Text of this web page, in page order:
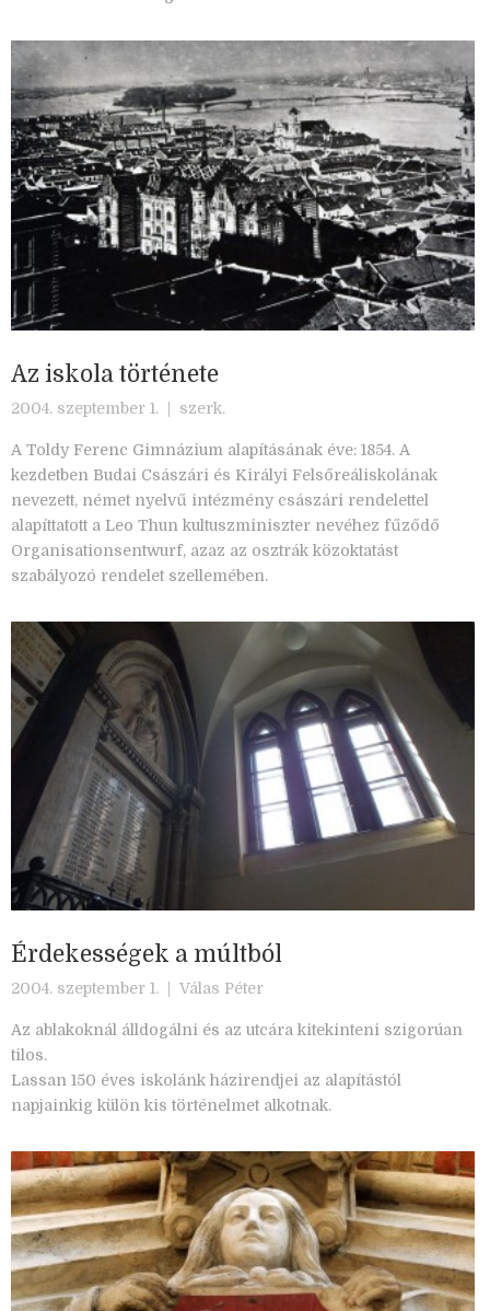
Az iskola története
2004. szeptember 1. | szerk.
A Toldy Ferenc Gimnázium alapításának éve: 1854. A
kezdetben Budai Császári és Királyi Felsőreáliskolának
nevezett, német nyelvű intézmény császári rendelettel
alapíttatott a Leo Thun kultuszminiszter nevéhez fűződő
Organisationsentwurf, azaz az osztrák közoktatást
szabályozó rendelet szellemében.
Érdekességek a múltból
2004. szeptember 1. | Válas Péter
Az ablakoknál álldogálni és az utcára kitekinteni szigorúan
tilos.
Lassan 150 éves iskolánk házirendjei az alapítástól
napjainkig külön kis történelmet alkotnak.